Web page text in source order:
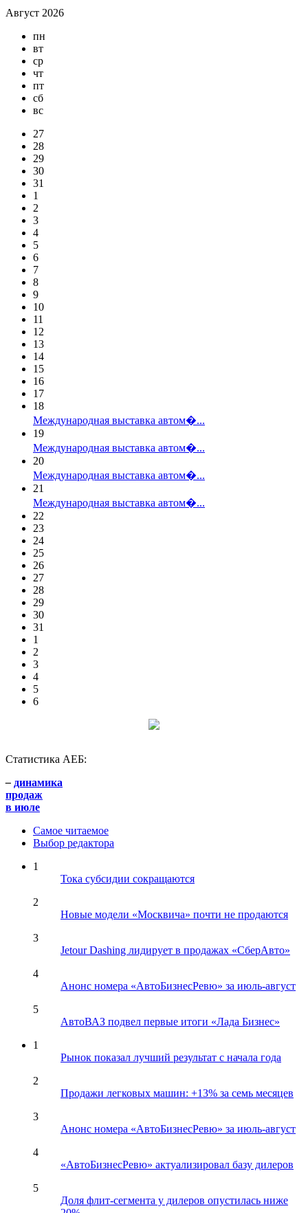
Август 2026
пн
вт
ср
чт
пт
сб
вс
27
28
29
30
31
1
2
3
4
5
6
7
8
9
10
11
12
13
14
15
16
17
18
Международная выставка автом�...
19
Международная выставка автом�...
20
Международная выставка автом�...
21
Международная выставка автом�...
22
23
24
25
26
27
28
29
30
31
1
2
3
4
5
6
Статистика АЕБ:
– динамика
продаж
в июле
Самое читаемое
Выбор редактора
1
Тока субсидии сокращаются
2
Новые модели «Москвича» почти не продаются
3
Jetour Dashing лидирует в продажах «СберАвто»
4
Анонс номера «АвтоБизнесРевю» за июль-август
5
АвтоВАЗ подвел первые итоги «Лада Бизнес»
1
Рынок показал лучший результат с начала года
2
Продажи легковых машин: +13% за семь месяцев
3
Анонс номера «АвтоБизнесРевю» за июль-август
4
«АвтоБизнесРевю» актуализировал базу дилеров
5
Доля флит-сегмента у дилеров опустилась ниже